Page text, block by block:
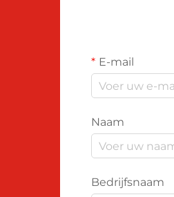
E-mail
Naam
Bedrijfsnaam